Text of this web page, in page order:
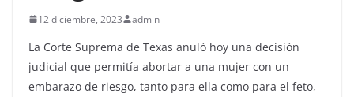
12 diciembre, 2023 admin
La Corte Suprema de Texas anuló hoy una decisión
judicial que permitía abortar a una mujer con un
embarazo de riesgo, tanto para ella como para el feto,